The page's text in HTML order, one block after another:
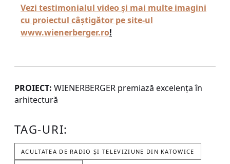
Vezi testimonialul video și mai multe imagini
cu proiectul câștigător pe site-ul
www.wienerberger.ro!
PROIECT: WIENERBERGER premiază excelența în
arhitectură
TAG-URI:
ACULTATEA DE RADIO ȘI TELEVIZIUNE DIN KATOWICE